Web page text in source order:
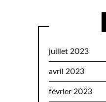
juillet 2023
avril 2023
février 2023